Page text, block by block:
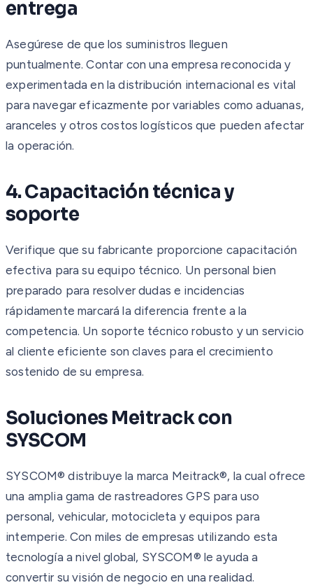
entrega
Asegúrese de que los suministros lleguen
puntualmente. Contar con una empresa reconocida y
experimentada en la distribución internacional es vital
para navegar eficazmente por variables como aduanas,
aranceles y otros costos logísticos que pueden afectar
la operación.
4. Capacitación técnica y
soporte
Verifique que su fabricante proporcione capacitación
efectiva para su equipo técnico. Un personal bien
preparado para resolver dudas e incidencias
rápidamente marcará la diferencia frente a la
competencia. Un soporte técnico robusto y un servicio
al cliente eficiente son claves para el crecimiento
sostenido de su empresa.
Soluciones Meitrack con
SYSCOM
SYSCOM® distribuye la marca Meitrack®, la cual ofrece
una amplia gama de rastreadores GPS para uso
personal, vehicular, motocicleta y equipos para
intemperie. Con miles de empresas utilizando esta
tecnología a nivel global, SYSCOM® le ayuda a
convertir su visión de negocio en una realidad.